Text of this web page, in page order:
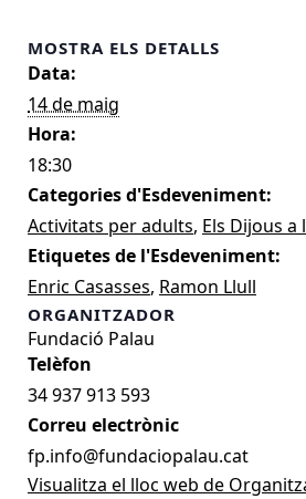
MOSTRA ELS DETALLS
Data:
14 de maig
Hora:
18:30
Categories d'Esdeveniment:
Activitats per adults, Els Dijous a
Etiquetes de l'Esdeveniment:
Enric Casasses, Ramon Llull
ORGANITZADOR
Fundació Palau
34 937 913 593
Correu electrònic
fp.info@fundaciopalau.cat
Visualitza el lloc web de